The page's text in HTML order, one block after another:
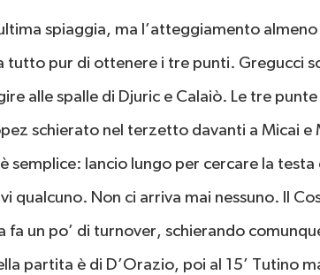
spiaggia, ma l’atteggiamento
tutto pur di ottenere i tre punti. Gregucci
alle spalle di Djuric e Calaiò. Le tre
schierato nel terzetto davanti a Micai e
semplice: lancio lungo per cercare la testa
qualcuno. Non ci arriva mai nessuno. Il
fa un po’ di turnover, schierando
partita è di D’Orazio, poi al 15’ Tutino